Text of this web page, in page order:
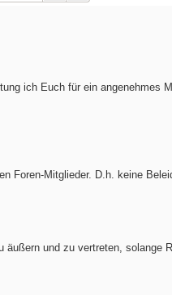
ich Euch für ein angenehmes
Foren-Mitglieder. D.h. keine
und zu vertreten, solange